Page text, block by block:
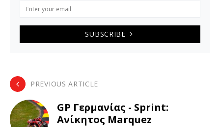
SUBSCRIBE
PREVIOUS ARTICLE
GP Γερμανίας - Sprint:
Ανίκητος Marquez